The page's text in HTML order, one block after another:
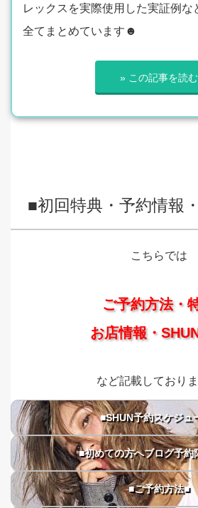
レックスを実際使用した実証例な
全てまとめています☻
» この記事を読む
■初回特典・予約情報
こちらでは
ご予約方法・
お店情報・
など記載しておりま
■SHUN予約スケジュ
■初めての方へブログ予約
■ご予約方法■